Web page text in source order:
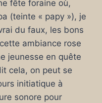
fête foraine où,
(teinte « papy »), je
du faux, les bons
ambiance rose
jeunesse en quête
cela, on peut se
initiatique à
sonore pour